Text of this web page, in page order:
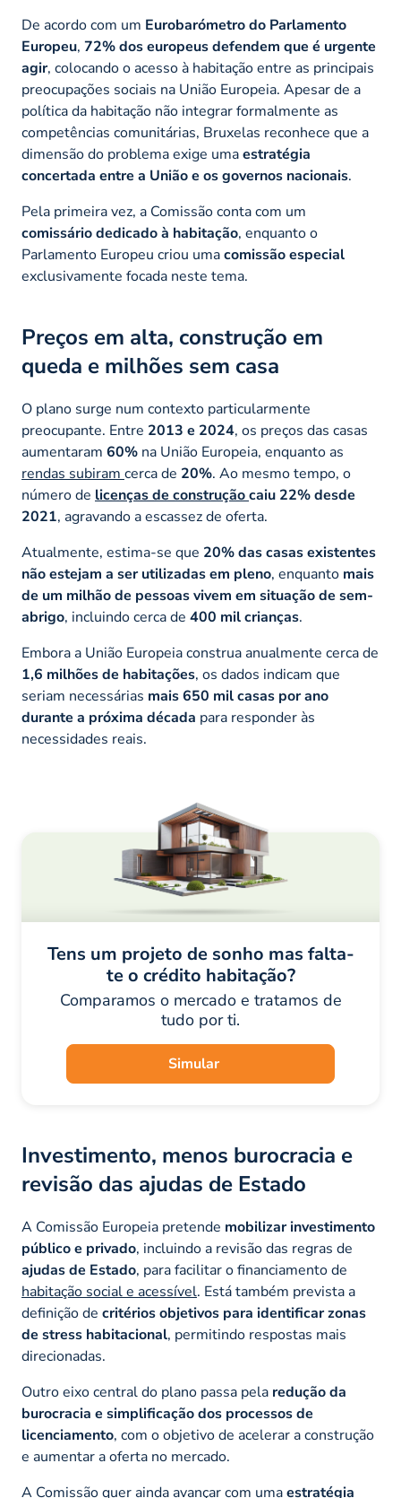
De acordo com um Eurobarómetro do Parlamento
Europeu, 72% dos europeus defendem que é urgente
agir, colocando o acesso à habitação entre as principais
preocupações sociais na União Europeia. Apesar de a
política da habitação não integrar formalmente as
competências comunitárias, Bruxelas reconhece que a
dimensão do problema exige umaestratégia
concertada entre a União e os governos nacionais.
Pela primeira vez, a Comissão conta com um
comissário dedicado à habitação, enquanto o
Parlamento Europeu criou umacomissão especial
exclusivamente focada neste tema.
Preços em alta, construção em
queda e milhões sem casa
O plano surge num contexto particularmente
preocupante. Entre 2013 e 2024, os preços das casas
aumentaram 60% na União Europeia, enquanto as
rendas subiram cerca de 20%. Ao mesmo tempo, o
número de licenças de construçãocaiu 22% desde
2021, agravando a escassez de oferta.
Atualmente, estima-se que 20% das casas existentes
não estejam a ser utilizadas em pleno, enquanto mais
de um milhão de pessoas vivem em situação de sem-
abrigo, incluindo cerca de 400 mil crianças.
Embora a União Europeia construa anualmente cerca de
1,6 milhões de habitações, os dados indicam que
seriam necessárias mais 650 mil casas por ano
durante a próxima década para responder às
necessidades reais.
Tens um projeto de sonho mas falta-
te o crédito habitação?
Comparamos o mercado e tratamos de
tudo por ti.
Simular
Investimento, menos burocracia e
revisão das ajudas de Estado
A Comissão Europeia pretende mobilizar investimento
público e privado, incluindo a revisão das regras de
ajudas de Estado, para facilitar o financiamento de
habitação social e acessível. Está também prevista a
definição de critérios objetivos para identificar zonas
de stress habitacional, permitindo respostas mais
direcionadas.
Outro eixo central do plano passa pela redução da
burocracia e simplificação dos processos de
licenciamento, com o objetivo de acelerar a construção
e aumentar a oferta no mercado.
A Comissão quer ainda avançar com umaestratégia